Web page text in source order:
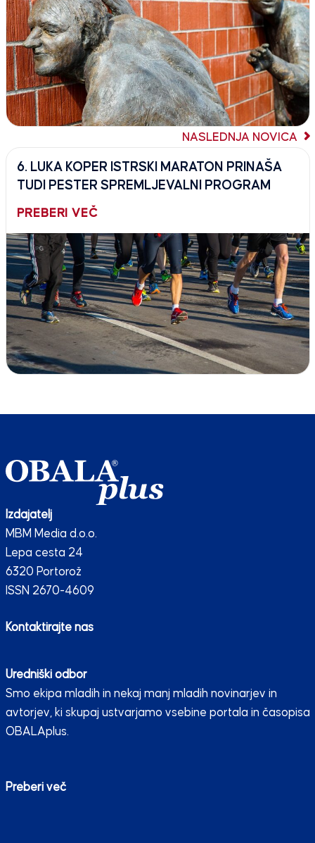
NASLEDNJA NOVICA
6. LUKA KOPER ISTRSKI MARATON PRINAŠA
TUDI PESTER SPREMLJEVALNI PROGRAM
PREBERI VEČ
Izdajatelj
MBM Media d.o.o.
Lepa cesta 24
6320 Portorož
ISSN 2670-4609
Kontaktirajte nas
Uredniški odbor
Smo ekipa mladih in nekaj manj mladih novinarjev in
avtorjev, ki skupaj ustvarjamo vsebine portala in časopisa
OBALAplus.
Preberi več